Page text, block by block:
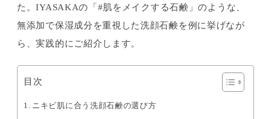
た。IYASAKAの「#肌をメイクする石鹸」のような、
無添加で保湿成分を重視した洗顔石鹸を例に挙げなが
ら、実践的にご紹介します。
目次
ニキビ肌に合う洗顔石鹸の選び方